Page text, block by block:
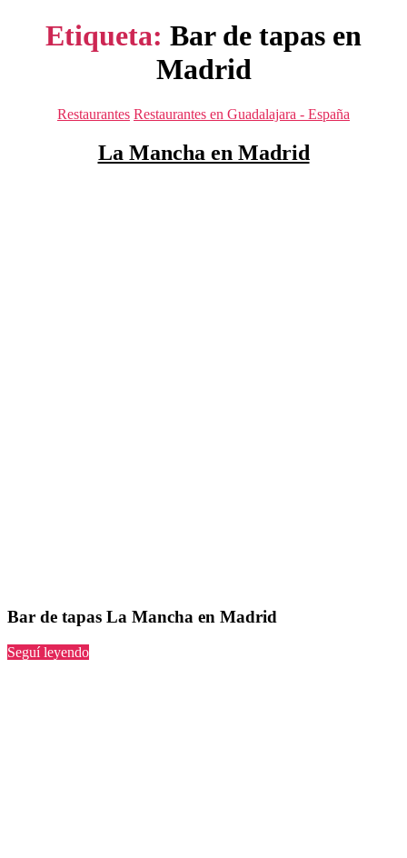
Etiqueta: Bar de tapas en
Madrid
Categorías
Restaurantes Restaurantes en Guadalajara - España
La Mancha en Madrid
Bar de tapas La Mancha en Madrid
Seguí leyendo“La